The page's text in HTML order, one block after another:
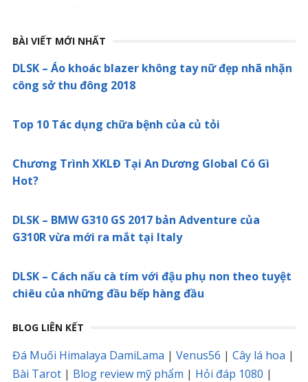
BÀI VIẾT MỚI NHẤT
DLSK – Áo khoác blazer không tay nữ đẹp nhã nhặn
công sở thu đông 2018
Top 10 Tác dụng chữa bệnh của củ tỏi
Chương Trình XKLĐ Tại An Dương Global Có Gì
Hot?
DLSK – BMW G310 GS 2017 bản Adventure của
G310R vừa mới ra mắt tại Italy
DLSK – Cách nấu cà tím với đậu phụ non theo tuyệt
chiêu của những đầu bếp hàng đầu
BLOG LIÊN KẾT
Đá Muối Himalaya DamiLama | Venus56 | Cây lá hoa |
Bài Tarot| Blog review mỹ phẩm | Hỏi đáp 1080 |